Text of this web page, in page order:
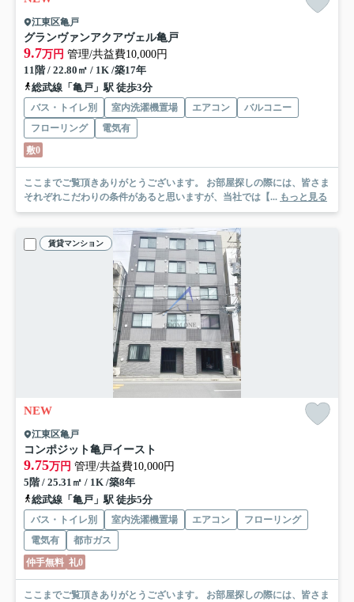
江東区亀戸
グランヴァンアクアヴェル亀戸
9.7万円 管理/共益費10,000円
11階 / 22.80㎡ / 1K /築17年
総武線「亀戸」駅 徒歩3分
バス・トイレ別 室内洗濯機置場 エアコン
バルコニー
フローリング
電気有
敷0
ここまでご覧頂きありがとうございます。 お部屋探しの際には、皆さま
それぞれこだわりの条件があると思いますが、当社では【... もっと見る
賃貸マンション
NEW
江東区亀戸
コンポジット亀戸イースト
9.75万円 管理/共益費10,000円
5階 / 25.31㎡ / 1K /築8年
総武線「亀戸」駅 徒歩5分
バス・トイレ別 室内洗濯機置場 エアコン
フローリング
電気有
都市ガス
仲手無料 礼0
ここまでご覧頂きありがとうございます。 お部屋探しの際には、皆さま